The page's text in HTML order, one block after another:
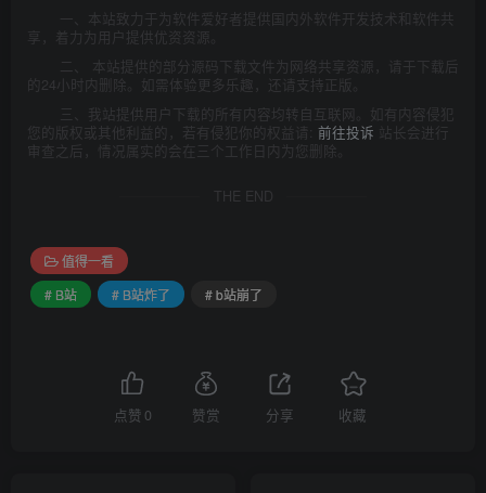
一、本站致力于为软件爱好者提供国内外软件开发技术和软件共
享，着力为用户提供优资资源。
二、 本站提供的部分源码下载文件为网络共享资源，请于下载后
的24小时内删除。如需体验更多乐趣，还请支持正版。
三、我站提供用户下载的所有内容均转自互联网。如有内容侵犯
您的版权或其他利益的，若有侵犯你的权益请: 前往投诉 站长会进行
审查之后，情况属实的会在三个工作日内为您删除。
THE END
值得一看
# B站
# B站炸了 # b站崩了
点赞 0 赞赏 分享 收藏